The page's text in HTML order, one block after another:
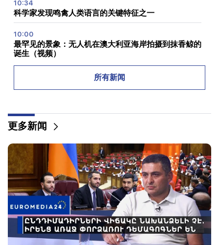
10:34
科学家发现鸣禽人类语言的关键特征之一
10:00
最罕见的景象：无人机在澳大利亚海岸拍摄到抹香鲸的
诞生（视频）
Argam Abrahamyan 被拘留两个月
许多地址将在很长一段时间内没有gas
未来几天的天气怎么样？
23:01
埃里温发生的悲惨事件
反对派的处境并不令人羡慕。在他们面前的是经验丰富
的煽动者（视频）
21:56
所有新闻
更多新闻